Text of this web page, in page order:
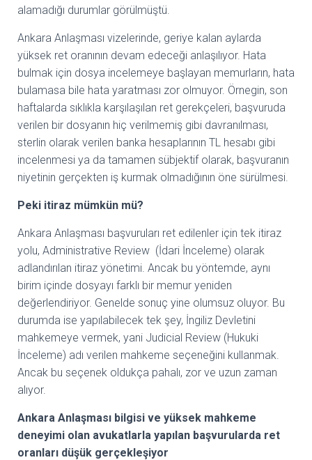
alamadığı durumlar görülmüştü.
Ankara Anlaşması vizelerinde, geriye kalan aylarda
yüksek ret oranının devam edeceği anlaşılıyor. Hata
bulmak için dosya incelemeye başlayan memurların, hata
bulamasa bile hata yaratması zor olmuyor. Örnegin, son
haftalarda sıklıkla karşılaşılan ret gerekçeleri, başvuruda
verilen bir dosyanın hiç verilmemiş gibi davranılması,
sterlin olarak verilen banka hesaplarının TL hesabı gibi
incelenmesi ya da tamamen sübjektif olarak, başvuranın
niyetinin gerçekten iş kurmak olmadığının öne sürülmesi.
Peki itiraz mümkün mü?
Ankara Anlaşması başvuruları ret edilenler için tek itiraz
yolu, Administrative Review (İdari İnceleme) olarak
adlandırılan itiraz yönetimi. Ancak bu yöntemde, aynı
birim içinde dosyayı farklı bir memur yeniden
değerlendiriyor. Genelde sonuç yine olumsuz oluyor. Bu
durumda ise yapılabilecek tek şey, İngiliz Devletini
mahkemeye vermek, yani Judicial Review (Hukuki
İnceleme) adı verilen mahkeme seçeneğini kullanmak.
Ancak bu seçenek oldukça pahalı, zor ve uzun zaman
alıyor.
Ankara Anlaşması bilgisi ve yüksek mahkeme
deneyimi olan avukatlarla yapılan başvurularda ret
oranları düşük gerçekleşiyor